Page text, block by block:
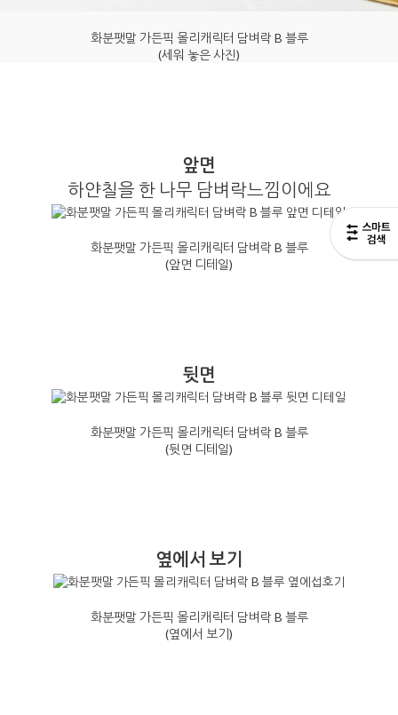
화분팻말 가든픽 몰리캐릭터 담벼락 B 블루
(세워 놓은 사진)
앞면
하얀칠을 한 나무 담벼락느낌이에요
화분팻말 가든픽 몰리캐릭터 담벼락 B 블루
(앞면 디테일)
뒷면
화분팻말 가든픽 몰리캐릭터 담벼락 B 블루
(뒷면 디테일)
옆에서 보기
화분팻말 가든픽 몰리캐릭터 담벼락 B 블루
(옆에서 보기)